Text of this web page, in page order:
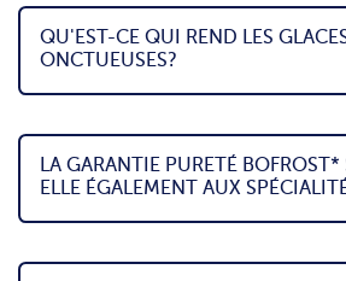
QU'EST-CE QUI REND LES
ONCTUEUSES?
LA GARANTIE PURETÉ
ELLE ÉGALEMENT AUX